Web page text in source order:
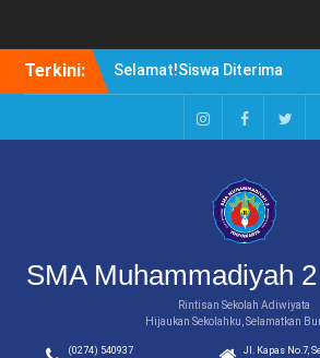
Terkini:
PTN Jalur SBMPTN 2020
Setiwan, Kuliah di Luar
Duduki Peringkat Pertama
Rangking Pararel IPA
InstagramFacebook
SMA Muhammadiyah
Rintisan Sekolah Adiwiyata
Hijaukan Sekolahku, Selamatkan
(0274) 540937 Jl. Kapas No.7,